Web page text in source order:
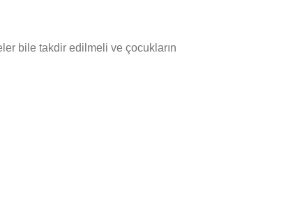
bile takdir edilmeli ve çocukların